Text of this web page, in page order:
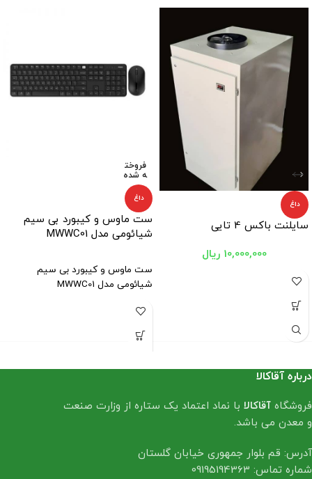
داغ
سایلنت باکس 4 تایی
10,000,000 ریال
فروخت
ه شده
داغ
ست ماوس و کیبورد بی سیم
شیائومی مدل MWWC01
ست ماوس و کیبورد بی سیم
شیائومی مدل MWWC01
درباره آقاکالا
فروشگاه آقاکالا با نماد اعتماد یک ستاره از وزارت صنعت
و معدن می باشد.
آدرس: قم بلوار جمهوری خیابان گلستان
شماره تماس: 09195194363